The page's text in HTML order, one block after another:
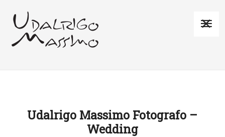
Udalrigo Massimo Fotografo –
Wedding